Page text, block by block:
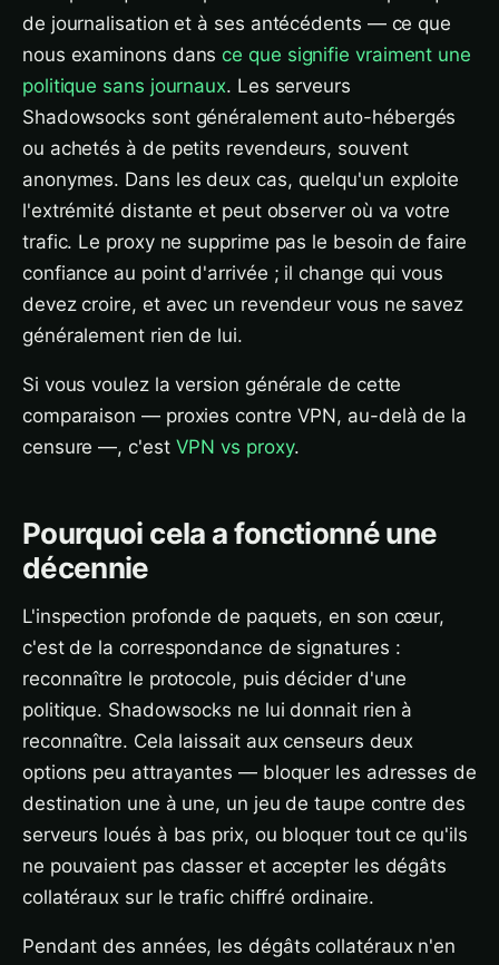
de journalisation et à ses antécédents — ce que
nous examinons dans ce que signifie vraiment une
politique sans journaux. Les serveurs
Shadowsocks sont généralement auto-hébergés
ou achetés à de petits revendeurs, souvent
anonymes. Dans les deux cas, quelqu'un exploite
l'extrémité distante et peut observer où va votre
trafic. Le proxy ne supprime pas le besoin de faire
confiance au point d'arrivée ; il change qui vous
devez croire, et avec un revendeur vous ne savez
généralement rien de lui.
Si vous voulez la version générale de cette
comparaison — proxies contre VPN, au-delà de la
censure —, c'est VPN vs proxy.
Pourquoi cela a fonctionné une
décennie
L'inspection profonde de paquets, en son cœur,
c'est de la correspondance de signatures :
reconnaître le protocole, puis décider d'une
politique. Shadowsocks ne lui donnait rien à
reconnaître. Cela laissait aux censeurs deux
options peu attrayantes — bloquer les adresses de
destination une à une, un jeu de taupe contre des
serveurs loués à bas prix, ou bloquer tout ce qu'ils
ne pouvaient pas classer et accepter les dégâts
collatéraux sur le trafic chiffré ordinaire.
Pendant des années, les dégâts collatéraux n'en